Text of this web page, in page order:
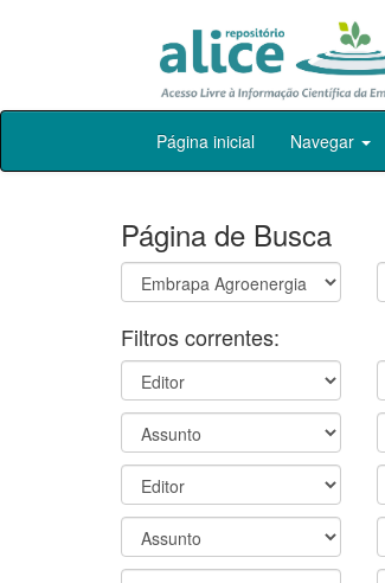
Skip
Página inicial Navegar
Página de Busca
Filtros correntes: